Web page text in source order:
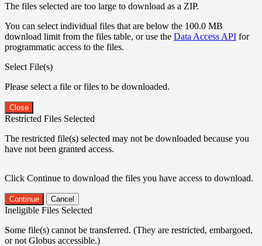
The files selected are too large to download as a ZIP.
You can select individual files that are below the 100.0 MB
download limit from the files table, or use the Data Access API for
programmatic access to the files.
Select File(s)
Please select a file or files to be downloaded.
Close
Restricted Files Selected
The restricted file(s) selected may not be downloaded because you
have not been granted access.
Click Continue to download the files you have access to download.
Continue Cancel
Ineligible Files Selected
Some file(s) cannot be transferred. (They are restricted, embargoed,
or not Globus accessible.)